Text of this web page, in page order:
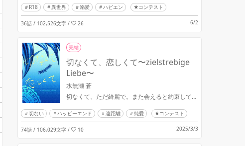
R18 異世界 溺愛 ハピエン ★コンテスト
36話 / 102,526文字 / 26 6/2
完結
切なくて、恋しくて〜zielstrebige
Liebe〜
水無瀬 蒼
切なくて、ただ綺麗で。また会えると約束して…
切ない ハッピーエンド 遠距離 純愛 ★コンテスト
74話 / 106,029文字 / 10 2025/3/3